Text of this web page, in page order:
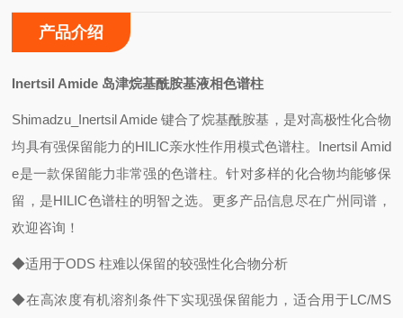
产品介绍
Inertsil Amide 岛津烷基酰胺基液相色谱柱
Shimadzu_Inertsil Amide键合了烷基酰胺基，是对高极性化合物
均具有强保留能力的HILIC亲水性作用模式色谱柱。Inertsil Amid
e是一款保留能力非常强的色谱柱。针对多样的化合物均能够保
留，是HILIC色谱柱的明智之选。更多产品信息尽在广州同谱，
欢迎咨询！
◆适用于ODS 柱难以保留的较强性化合物分析
◆在高浓度有机溶剂条件下实现强保留能力，适合用于LC/MS